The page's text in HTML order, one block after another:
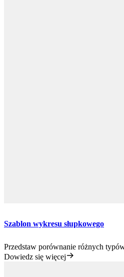
Szablon wykresu słupkowego
Przedstaw porównanie różnych
Dowiedz się więcej